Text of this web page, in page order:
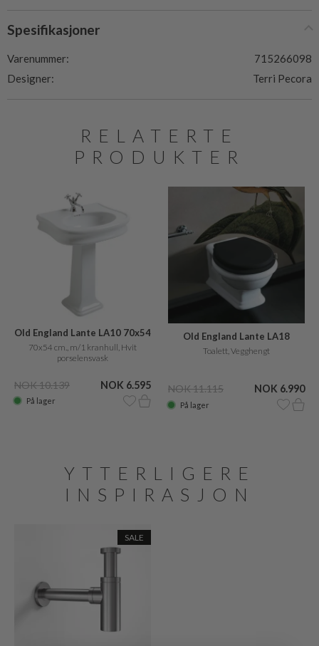
Spesifikasjoner
Varenummer:
715266098
Designer:
Terri Pecora
RELATERTE
PRODUKTER
Old England Lante LA10 70x54
cm., m/1 hanehul
70x54 cm., m/1 kranhull, Hvit
porselensvask
NOK 10.139 NOK 6.595
På lager
Old England Lante LA18
Toalett, Vegghengt
NOK 11.115 NOK 6.990
På lager
YTTERLIGERE
INSPIRASJON
SALE